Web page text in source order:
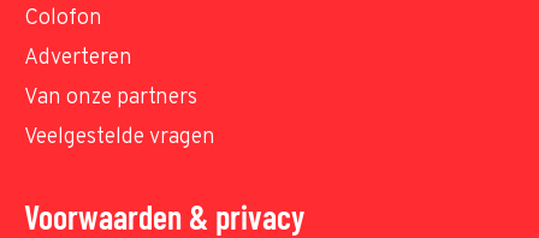
Colofon
Adverteren
Van onze partners
Veelgestelde vragen
Voorwaarden & privacy